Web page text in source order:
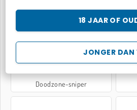
JONGER DAN
18 JAAR OF
Doodzone-sniper